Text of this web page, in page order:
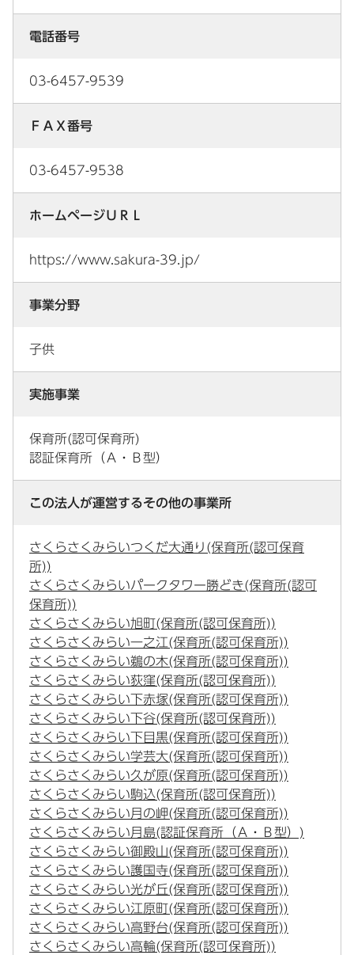
電話番号
03-6457-9539
ＦＡＸ番号
03-6457-9538
ホームページＵＲＬ
https://www.sakura-39.jp/
事業分野
子供
実施事業
保育所(認可保育所)
認証保育所（Ａ・Ｂ型）
この法人が運営するその他の事業所
さくらさくみらいつくだ大通り(保育所(認可保育
所))
さくらさくみらいパークタワー勝どき(保育所(認可
保育所))
さくらさくみらい旭町(保育所(認可保育所))
さくらさくみらい一之江(保育所(認可保育所))
さくらさくみらい鵜の木(保育所(認可保育所))
さくらさくみらい荻窪(保育所(認可保育所))
さくらさくみらい下赤塚(保育所(認可保育所))
さくらさくみらい下谷(保育所(認可保育所))
さくらさくみらい下目黒(保育所(認可保育所))
さくらさくみらい学芸大(保育所(認可保育所))
さくらさくみらい久が原(保育所(認可保育所))
さくらさくみらい駒込(保育所(認可保育所))
さくらさくみらい月の岬(保育所(認可保育所))
さくらさくみらい月島(認証保育所（Ａ・Ｂ型）)
さくらさくみらい御殿山(保育所(認可保育所))
さくらさくみらい護国寺(保育所(認可保育所))
さくらさくみらい光が丘(保育所(認可保育所))
さくらさくみらい江原町(保育所(認可保育所))
さくらさくみらい高野台(保育所(認可保育所))
さくらさくみらい高輪(保育所(認可保育所))